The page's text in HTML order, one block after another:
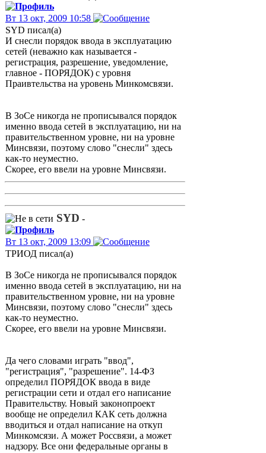
Вт 13 окт, 2009 10:58
SYD писал(а)
И снесли порядок ввода в эксплуатацию
сетей (неважно как называется -
регистрация, разрешение, уведомление,
главное - ПОРЯДОК) с уровня
Праивтельства на уровень Минкомсвязи.
В ЗоСе никогда не прописывался порядок
именно ввода сетей в эксплуатацию, ни на
правительственном уровне, ни на уровне
Минсвязи, поэтому слово "снесли" здесь
как-то неуместно.
Скорее, его ввели на уровне Минсвязи.
SYD -
Вт 13 окт, 2009 13:09
ТРИОД писал(а)
В ЗоСе никогда не прописывался порядок
именно ввода сетей в эксплуатацию, ни на
правительственном уровне, ни на уровне
Минсвязи, поэтому слово "снесли" здесь
как-то неуместно.
Скорее, его ввели на уровне Минсвязи.
Да чего словами играть "ввод",
"регистрация", "разрешение". 14-ФЗ
определил ПОРЯДОК ввода в виде
регистрации сети и отдал его написание
Правительству. Новый законопроект
вообще не определил КАК сеть должна
вводиться и отдал написание на откуп
Минкомсязи. А может Россвязи, а может
надзору. Все они федеральные органы в